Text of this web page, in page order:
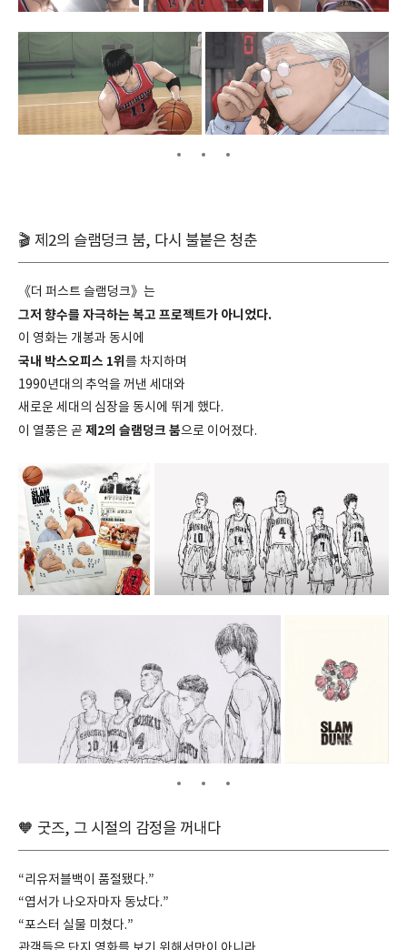
🎬 제2의 슬램덩크 붐, 다시 불붙은 청춘
《더 퍼스트 슬램덩크》는
그저 향수를 자극하는 복고 프로젝트가 아니었다.
이 영화는 개봉과 동시에
국내 박스오피스 1위 를 차지하며
1990년대의 추억을 꺼낸 세대와
새로운 세대의 심장을 동시에 뛰게 했다.
이 열풍은 곧 제2의 슬램덩크 붐으로 이어졌다.
🧡 굿즈, 그 시절의 감정을 꺼내다
“리유저블백이 품절됐다.”
“엽서가 나오자마자 동났다.”
“포스터 실물 미쳤다.”